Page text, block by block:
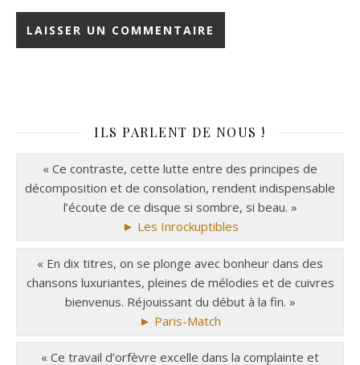
ILS PARLENT DE NOUS !
« Ce contraste, cette lutte entre des principes de
décomposition et de consolation, rendent indispensable
l’écoute de ce disque si sombre, si beau. »
► Les Inrockuptibles
« En dix titres, on se plonge avec bonheur dans des
chansons luxuriantes, pleines de mélodies et de cuivres
bienvenus. Réjouissant du début à la fin. »
► Paris-Match
« Ce travail d’orfèvre excelle dans la complainte et